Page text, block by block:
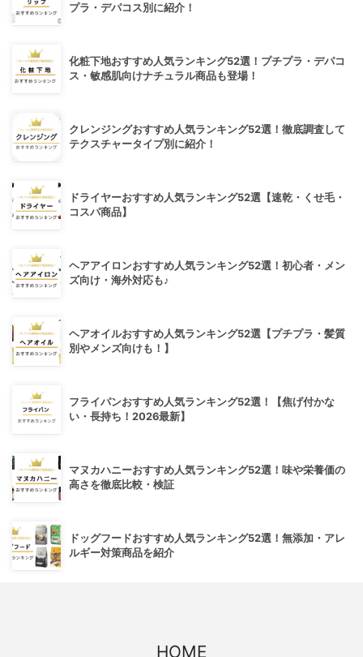
プラ・デパコス別に紹介！
化粧下地おすすめ人気ランキング52選！プチプラ・デパコ
ス・敏感肌向けナチュラル商品も登場！
クレンジングおすすめ人気ランキング52選！徹底調査して
テクスチャータイプ別に紹介！
ドライヤーおすすめ人気ランキング52選【速乾・くせ毛・
コスパ商品】
ヘアアイロンおすすめ人気ランキング52選！初心者・メン
ズ向け・海外対応も♪
ヘアオイルおすすめ人気ランキング52選【プチプラ・髪質
別やメンズ向けも！】
フライパンおすすめ人気ランキング52選！【焦げ付かな
い・長持ち！2026最新】
マヌカハニーおすすめ人気ランキング52選！味や栄養価の
高さを徹底比較・検証
ドッグフードおすすめ人気ランキング52選！無添加・アレ
ルギー対策商品を紹介
HOME